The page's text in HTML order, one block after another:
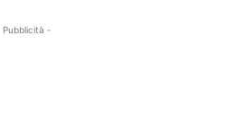
Pubblicità -